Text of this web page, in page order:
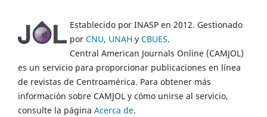
Establecido por INASP en 2012. Gestionado
por CNU, UNAH y CBUES.
Central American Journals Online (CAMJOL)
es un servicio para proporcionar publicaciones en línea
de revistas de Centroamérica. Para obtener más
información sobre CAMJOL y cómo unirse al servicio,
consulte la página Acerca de.